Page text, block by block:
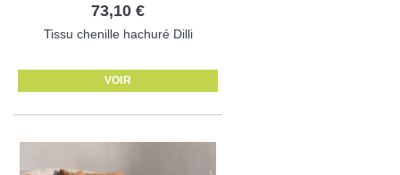
73,10 €
Tissu chenille hachuré Dilli
VOIR